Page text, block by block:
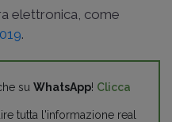
elettronica, come
.
su WhatsApp! Clicca
tutta l'informazione real